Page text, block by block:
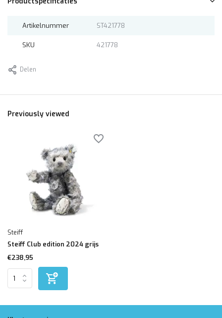
Artikelnummer ST421778
SKU 421778
Delen
Previously viewed
Steiff
Steiff Club edition 2024 grijs
€238,95